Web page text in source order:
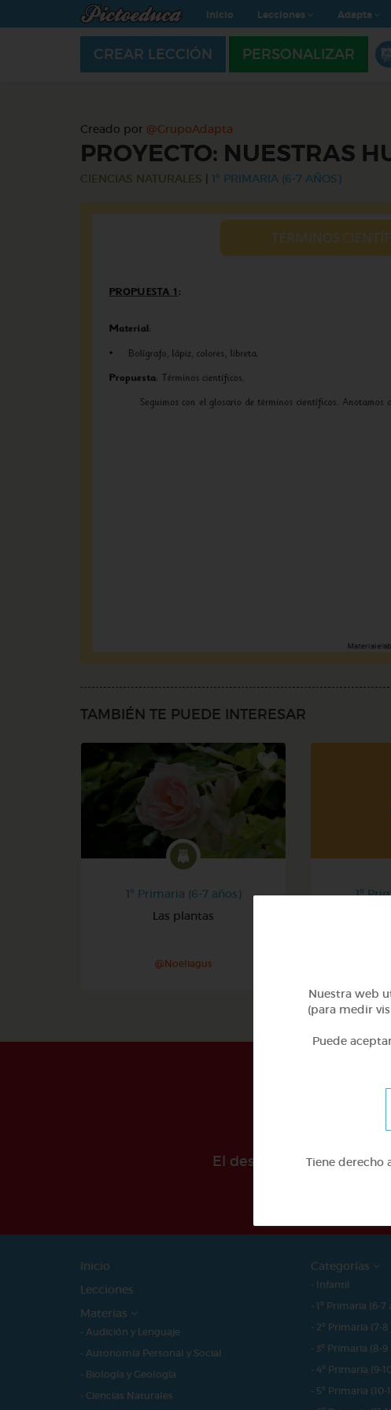
Inicio Lecciones Adapta
CREAR LECCIÓN PERSONALIZAR
Creado por @GrupoAdapta
PROYECTO: NUESTRAS
CIENCIAS NATURALES 1º PRIMARIA (6-7 AÑOS)
TAMBIÉN TE PUEDE INTERESAR
1º Primaria (6-7 años)
Las plantas
@Noeliagus
1º
El desarollo de este
Inicio
Lecciones
Materias
- Audición y Lenguaje
- Autonomía Personal y Social
- Biología y Geología
- Ciencias Naturales
Categorías
- Infantil
- 1º Primaria (6-7
- 2º Primaria (7-
- 3º Primaria (8-9
- 4º Primaria (9-
- 5º Primaria (10-
Nuestra web
(para medir
Puede
Tiene derecho